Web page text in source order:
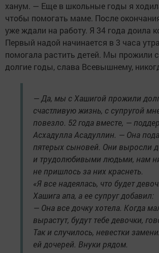
ханум. — Еще в школьные годы я
чтобы помогать маме. После
уже ждали на работу. Я 34 года доила
Первый надой начинается в 3 часа
помогала растить детей. Мы прожили
долгие годы, слава Всевышнему,
— Да, мы с Хашигой прожили
счастливую жизнь, с супругой
повезло. 52 года вместе, —
Асхадулла Асадуллин. — Она
пятерых сыновей. Они выросли
и трудолюбивыми людьми, нам
не пришлось за них краснеть.
«Я все надеялась, что будет
Хашига апа, а ее супруг добавил:
— Она все дочку хотела. Когда
вырастут, будут тебе девочки,
Так и случилось, невестки
ей дочерей. Внуки рядом.